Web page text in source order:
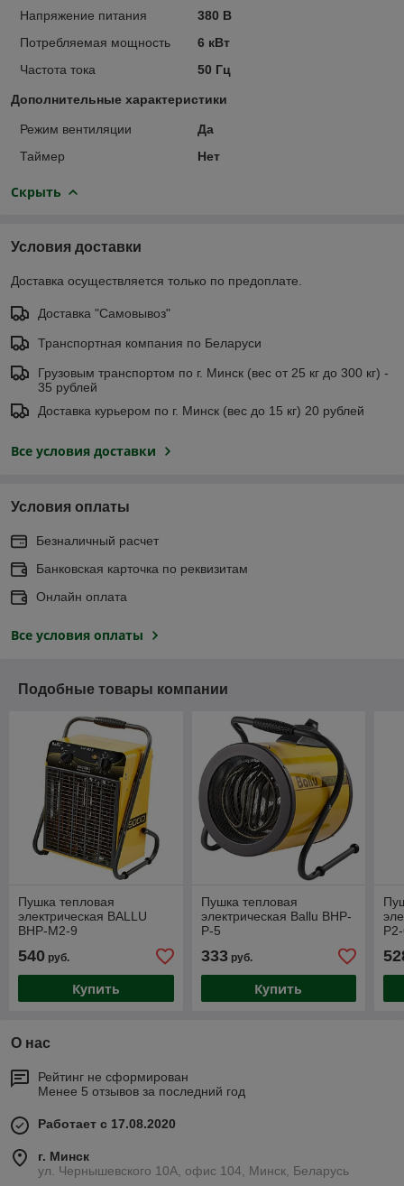
Напряжение питания
380 В
Потребляемая мощность
6 кВт
Частота тока
50 Гц
Дополнительные характеристики
Режим вентиляции
Да
Таймер
Нет
Скрыть
Условия доставки
Доставка осуществляется только по предоплате.
Доставка "Самовывоз"
Транспортная компания по Беларуси
Грузовым транспортом по г. Минск (вес от 25 кг до 300 кг) -
35 рублей
Доставка курьером по г. Минск (вес до 15 кг) 20 рублей
Все условия доставки
Условия оплаты
Безналичный расчет
Банковская карточка по реквизитам
Онлайн оплата
Все условия оплаты
Подобные товары компании
Пушка тепловая
электрическая BALLU
BHP-M2-9
540 руб.
Купить
Пушка тепловая
электрическая Ballu BHP-
P-5
333руб.
Купить
О нас
Рейтинг не сформирован
Менее 5 отзывов за последний год
Работает с 17.08.2020
г. Минск
ул. Чернышевского 10А, офис 104, Минск, Беларусь